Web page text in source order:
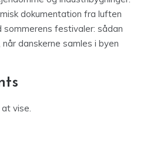
dokumentation fra luften
sommerens festivaler: sådan
danskerne samles i byen
vise.